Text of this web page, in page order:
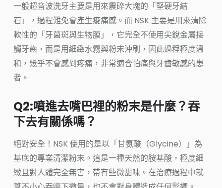
一般超音波洗牙主要是用來震碎大塊的「堅硬牙結
石」，過程難免會產生痠痛感。而 NSK 主要是用來清除
軟性的「牙菌斑與生物膜」，它完全不使用尖銳金屬接
觸牙齒，而是用細緻水霧與粉末沖刷，因此過程極度溫
和，幾乎不會感到疼痛，非常適合怕痛與牙齒敏感的患
者。
Q2:噴進去嘴巴裡的粉末是什麼？吞
下去有關係嗎？
絕對安全！NSK 使用的是以「甘氨酸（Glycine）」為
基底的專業清潔粉末。這是一種天然的胺基酸，極度細
緻且對人體完全無害，帶有些微甜味。在治療過程中就